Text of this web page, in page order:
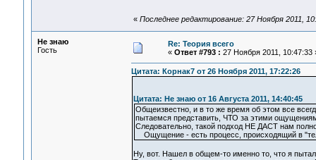
« Последнее редактирование: 27 Ноября 2011,
Не знаю
Гость
Re: Теория всего
« Ответ #793 : 27 Ноября 2011, 10:47:33
Цитата: Корнак7 от 26 Ноября 2011, 17:22:26
Цитата: Не знаю от 16 Августа 2011, 14:40:45
Общеизвестно, и в то же время об этом все
пытаемся представить, ЧТО за этими
Следовательно, такой подход НЕ ДАСТ нам
Ощущение - есть процесс, происходящий в
Ну, вот. Нашел в общем-то именно то, что я